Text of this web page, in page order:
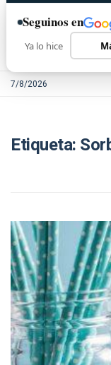
7/8/2026
Etiqueta:
Seguinos en
Ya lo hice